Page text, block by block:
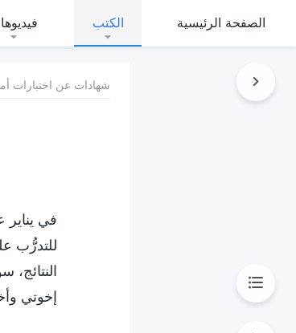
الصفحة الرئيسية الكتب
شهادات عن اختبارات
للتدرُّب
إخوتي